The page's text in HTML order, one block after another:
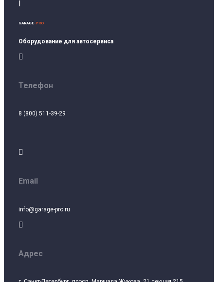
GARAGE-PRO
Оборудование для автосервиса

Телефон
8 (800) 511-39-29

Email
info@garage-pro.ru

Адрес